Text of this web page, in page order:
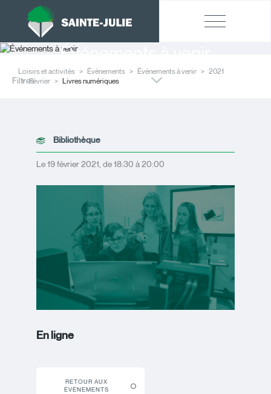
Événements à venir
Loisirs et activités Événements Événements à venir
2021
Février
Livres numériques
Filtres
Bibliothèque
Le 19 février 2021, de 18:30 à 20:00
En ligne
RETOUR AUX
ÉVÉNEMENTS